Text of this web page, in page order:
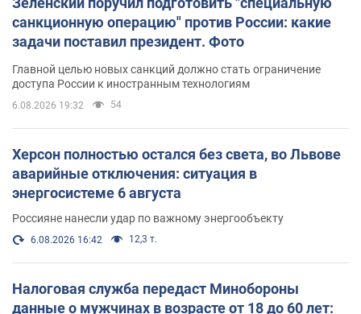
санкционную операцию" против России: какие
задачи поставил президент. Фото
Главной целью новых санкций должно стать ограничение
доступа России к иностранным технологиям
6.08.2026 19:32 54
Херсон полностью остался без света, во Львове
аварийные отключения: ситуация в
энергосистеме 6 августа
Россияне нанесли удар по важному энергообъекту
6.08.2026 16:42 12,3 т.
Налоговая служба передаст Минобороны
данные о мужчинах в возрасте от 18 до 60 лет: